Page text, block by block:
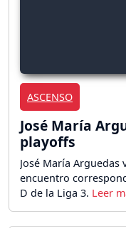
ASCENSO
José María
playoffs
José María
encuentro
D de la Liga 3.